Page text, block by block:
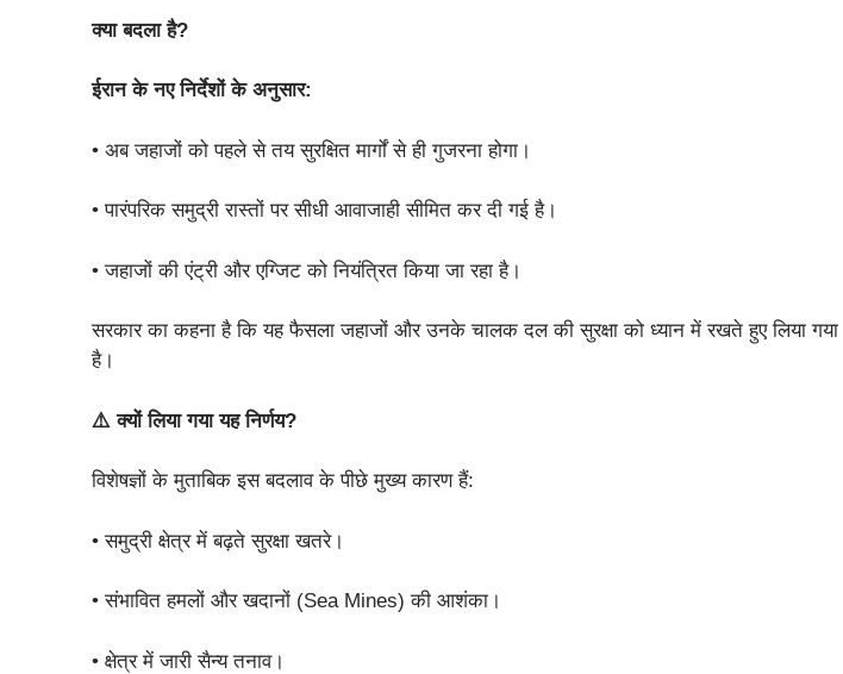
क्या बदला है?
ईरान के नए निर्देशों के अनुसार:
• अब जहाजों को पहले से तय सुरक्षित मार्गों से ही गुजरना होगा।
• पारंपरिक समुद्री रास्तों पर सीधी आवाजाही सीमित कर दी गई है।
• जहाजों की एंट्री और एग्जिट को नियंत्रित किया जा रहा है।
सरकार का कहना है कि यह फैसला जहाजों और उनके चालक दल की सुरक्षा को ध्यान में रखते हुए लिया गया
है।
⚠️ क्यों लिया गया यह निर्णय?
विशेषज्ञों के मुताबिक इस बदलाव के पीछे मुख्य कारण हैं:
• समुद्री क्षेत्र में बढ़ते सुरक्षा खतरे।
• संभावित हमलों और खदानों (Sea Mines) की आशंका।
• क्षेत्र में जारी सैन्य तनाव।